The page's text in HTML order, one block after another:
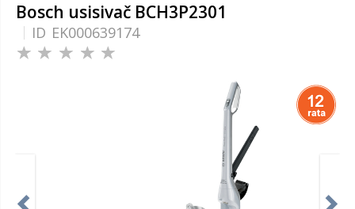
Bosch usisivač BCH3P2301
ID EK000639174